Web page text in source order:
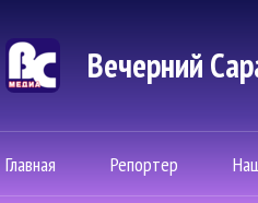
Вечерний
Главная Репортер